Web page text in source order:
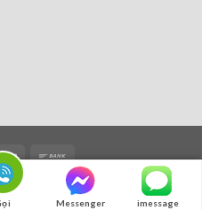
Randomshopvn
Messenger imessage